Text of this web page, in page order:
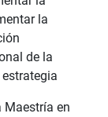
la
de la
Maestría en